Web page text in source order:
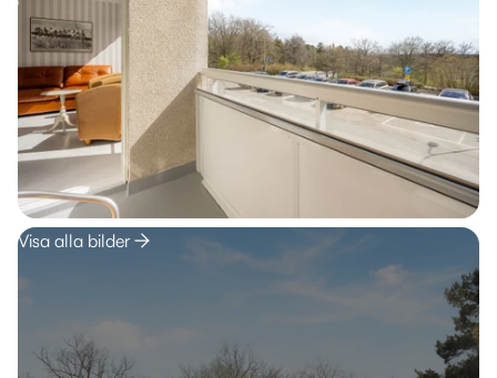
Visa alla bilder